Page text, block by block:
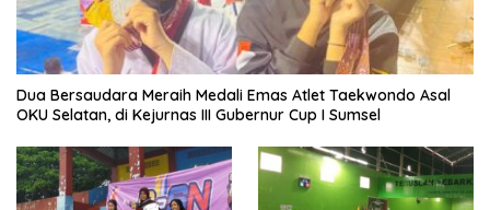
Dua Bersaudara Meraih Medali Emas Atlet Taekwondo Asal
OKU Selatan, di Kejurnas III Gubernur Cup I Sumsel